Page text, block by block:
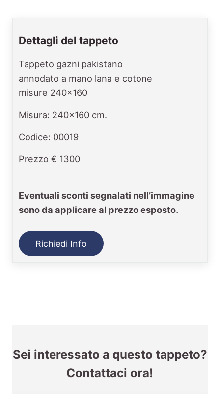
Dettagli del tappeto
Tappeto gazni pakistano
annodato a mano lana e cotone
misure 240x160
Misura: 240x160 cm.
Codice: 00019
Prezzo € 1300
Eventuali sconti segnalati nell’immagine
sono da applicare al prezzo esposto.
Richiedi Info
Sei interessato a questo tappeto?
Contattaci ora!